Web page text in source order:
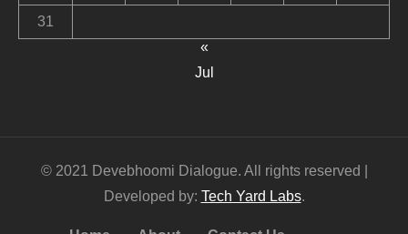
31
«
Jul
© 2021 Devebhoomi Dialogue. All rights reserved |
Developed by: Tech Yard Labs.